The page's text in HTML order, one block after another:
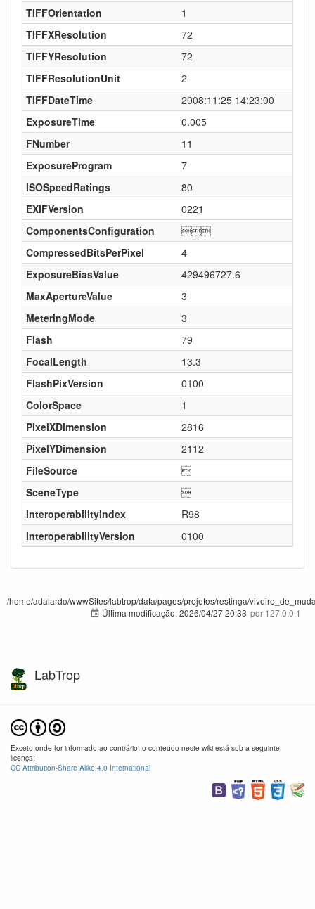
TIFFOrientation
1
TIFFXResolution
72
TIFFYResolution
72
TIFFResolutionUnit
2
TIFFDateTime
2008:11:25 14:23:00
ExposureTime
0.005
FNumber
11
ExposureProgram
7
ISOSpeedRatings
80
EXIFVersion
0221
ComponentsConfiguration

CompressedBitsPerPixel
4
ExposureBiasValue
429496727.6
MaxApertureValue
3
MeteringMode
3
Flash
79
FocalLength
13.3
FlashPixVersion
0100
ColorSpace
1
PixelXDimension
2816
PixelYDimension
2112
FileSource

SceneType

InteroperabilityIndex
R98
InteroperabilityVersion
0100
/home/adalardo/wwwSites/labtrop/data/pages/projetos/restinga/
Última modificação:2026/04/27 20:33 por 127.0.0.1
LabTrop
Exceto onde for informado ao contrário, o conteúdo neste wiki está sob a seguinte
licença:
CC Attribution-Share Alike 4.0 International